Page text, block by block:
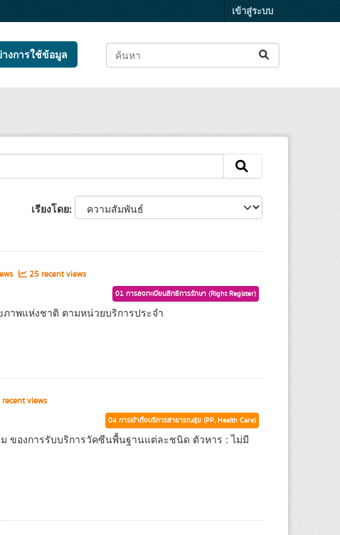
เข้าสู่ระบบ
างการใช้ข้อมูล
เรียงโดย
25 recent views
01 การลงทะเบียนสิทธิการรักษา (Right Register)
าพแห่งชาติ ตามหน่วยบริการประจำ
views
04 การเข้าถึงบริการสาธารณสุข (PP, Health Care)
ของการรับบริการวัคซีนพื้นฐานแต่ละชนิด ตัวหาร : ไม่มี